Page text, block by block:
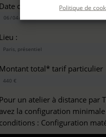
Politique de
Date de fin*
Lieu :
Montant total* tarif particulier
Pour un atelier à distance par
avez la configuration
conditions : Configuration